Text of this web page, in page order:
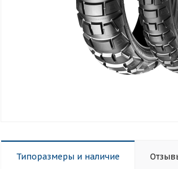
Типоразмеры и наличие